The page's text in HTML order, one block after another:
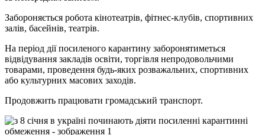
Забороняється робота кінотеатрів, фітнес-клубів, спортивних
залів, басейнів, театрів.
На період дії посиленого карантину заборонятиметься
відвідування закладів освіти, торгівля непродовольчими
товарами, проведення будь-яких розважальних, спортивних
або культурних масових заходів.
Продовжить працювати громадський транспорт.